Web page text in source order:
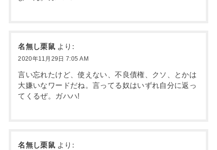
名無し栗鼠 より:
2020年11月29日 7:05 AM
言い忘れたけど、使えない、不良債権、クソ、とかは
大嫌いなワードだね。言ってる奴はいずれ自分に返っ
てくるぜ。ガハハ!
名無し栗鼠 より: